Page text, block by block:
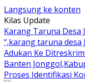
Langsung ke konten
Kilas Update
Karang Taruna
“,karang taruna desa
Adukan Ke
Banten
Proses Identifikasi